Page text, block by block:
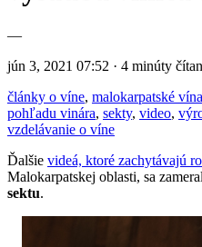
—
jún 3, 2021 07:52 · 4 minúty
články o víne, malokarpatské vína
pohľadu vinára, sekty, video,
vzdelávanie o víne
Ďalšie videá, ktoré zachytávajú
Malokarpatskej oblasti, sa
sektu.